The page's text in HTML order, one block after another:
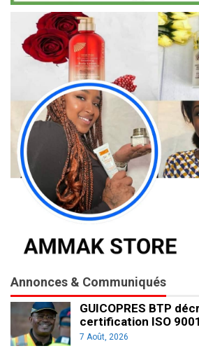
Annonces & Communiqués
GUICOPRES BTP
certification ISO
7 Août, 2026